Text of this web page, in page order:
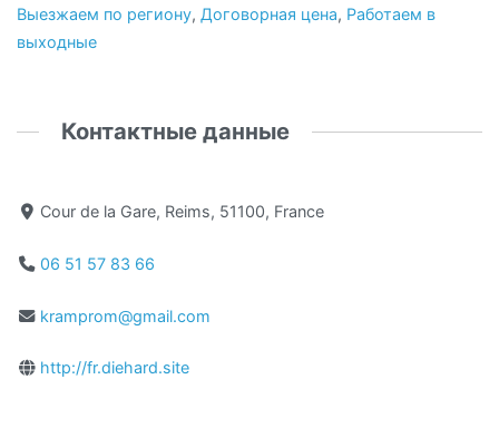
Выезжаем по региону, Договорная цена, Работаем в
выходные
Контактные данные
Cour de la Gare, Reims, 51100, France
06 51 57 83 66
kramprom@gmail.com
http://fr.diehard.site